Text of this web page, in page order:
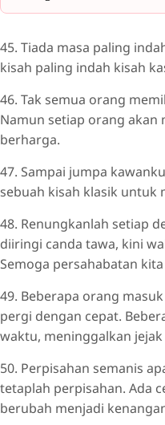
45. Tiada masa paling
kisah paling indah kisah
46. Tak semua orang
Namun setiap orang akan
berharga.
47. Sampai jumpa
sebuah kisah klasik untuk
48. Renungkanlah setiap
diiringi canda tawa, kini
Semoga persahabatan
49. Beberapa orang
pergi dengan cepat.
waktu, meninggalkan
50. Perpisahan semanis
tetaplah perpisahan. Ada
berubah menjadi